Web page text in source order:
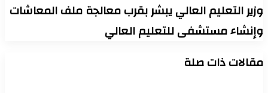
وزير التعليم العالي يبشر بقرب معالجة ملف المعاشات
وإنشاء مستشفى للتعليم العالي
مقالات ذات صلة